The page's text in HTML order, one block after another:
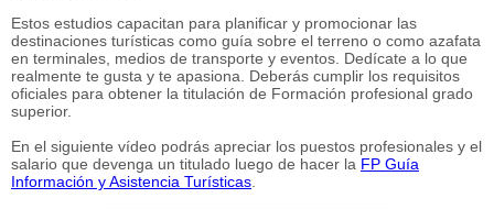
Estos estudios capacitan para planificar y promocionar las
destinaciones turísticas como guía sobre el terreno o como azafata
en terminales, medios de transporte y eventos. Dedícate a lo que
realmente te gusta y te apasiona. Deberás cumplir los requisitos
oficiales para obtener la titulación de Formación profesional grado
superior.
En el siguiente vídeo podrás apreciar los puestos profesionales y el
salario que devenga un titulado luego de hacer la FP Guía
Información y Asistencia Turísticas